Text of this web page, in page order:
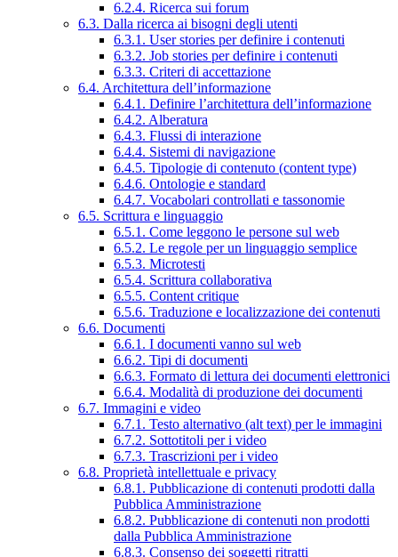
6.2.4. Ricerca sui forum
6.3. Dalla ricerca ai bisogni degli utenti
6.3.1. User stories per definire i contenuti
6.3.2. Job stories per definire i contenuti
6.3.3. Criteri di accettazione
6.4. Architettura dell’informazione
6.4.1. Definire l’architettura dell’informazione
6.4.2. Alberatura
6.4.3. Flussi di interazione
6.4.4. Sistemi di navigazione
6.4.5. Tipologie di contenuto (content type)
6.4.6. Ontologie e standard
6.4.7. Vocabolari controllati e tassonomie
6.5. Scrittura e linguaggio
6.5.1. Come leggono le persone sul web
6.5.2. Le regole per un linguaggio semplice
6.5.3. Microtesti
6.5.4. Scrittura collaborativa
6.5.5. Content critique
6.5.6. Traduzione e localizzazione dei contenuti
6.6. Documenti
6.6.1. I documenti vanno sul web
6.6.2. Tipi di documenti
6.6.3. Formato di lettura dei documenti elettronici
6.6.4. Modalità di produzione dei documenti
6.7. Immagini e video
6.7.1. Testo alternativo (alt text) per le immagini
6.7.2. Sottotitoli per i video
6.7.3. Trascrizioni per i video
6.8. Proprietà intellettuale e privacy
6.8.1. Pubblicazione di contenuti prodotti dalla
Pubblica Amministrazione
6.8.2. Pubblicazione di contenuti non prodotti
dalla Pubblica Amministrazione
6.8.3. Consenso dei soggetti ritratti